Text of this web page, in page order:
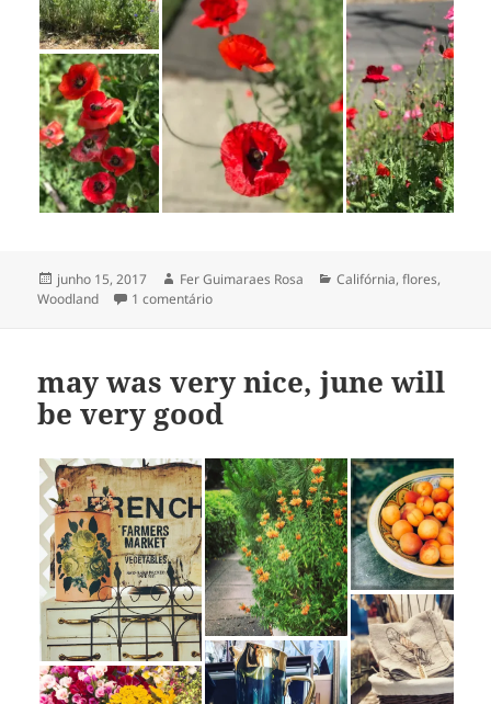
Publicado
em
junho 15, 2017 Autor
Fer Guimaraes Rosa Categorias
Califórnia,flores,
Woodland
1 comentárioem papoulas vermelhas [nas minhas
may was very nice, june will
be very good